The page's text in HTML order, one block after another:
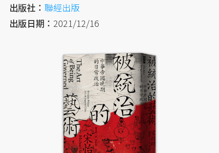
出版社：聯經出版
出版日期： 2021/12/16